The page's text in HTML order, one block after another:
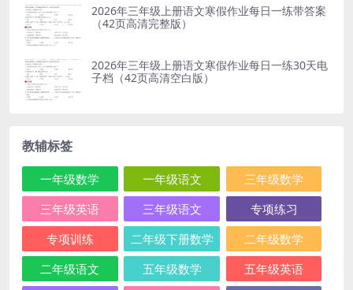
2026年三年级上册语文寒假作业每日一练带答案
（42页高清完整版）
2026年三年级上册语文寒假作业每日一练30天电
子档（42页高清空白版）
教辅标签
一年级数学 一年级语文
三年级数学
三年级英语
三年级语文
专项练习
专项训练
二年级下册数学
二年级数学
二年级语文
五年级数学
五年级英语